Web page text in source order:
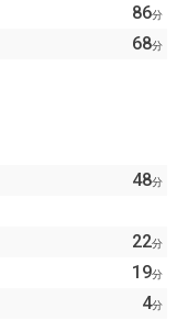
86分
68分
48分
22分
19分
4分